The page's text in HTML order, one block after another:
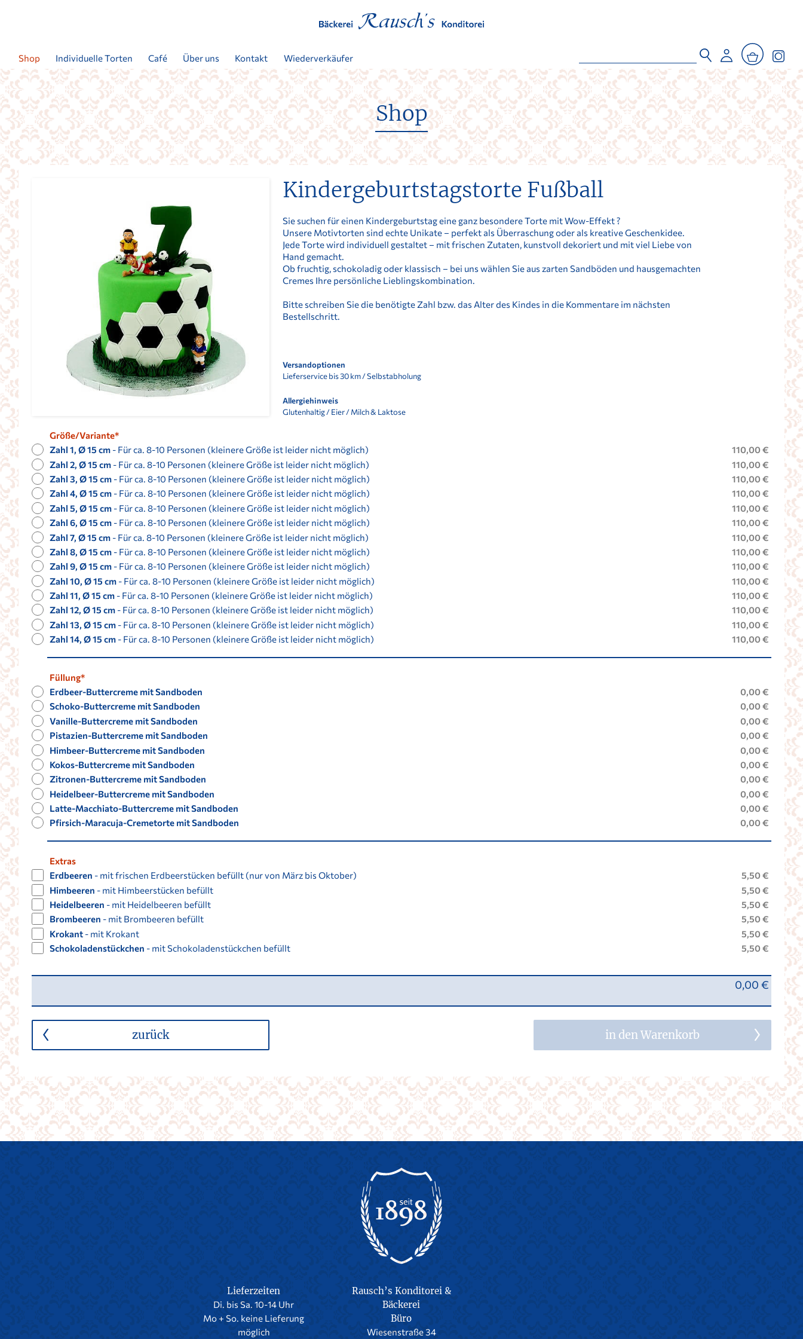
Shop Individuelle Torten Café Über uns Kontakt Wiederverkäufer
Shop
Kindergeburtstags­torte Fußball
Sie suchen für einen Kindergeburtstag eine ganz besondere Torte mit Wow-Effekt ?
Unsere Motivtorten sind echte Unikate – perfekt als Überraschung oder als kreative Geschenkidee.
Jede Torte wird individuell gestaltet – mit frischen Zutaten, kunstvoll dekoriert und mit viel Liebe von
Hand gemacht.
Ob fruchtig, schokoladig oder klassisch – bei uns wählen Sie aus zarten Sandböden und hausgemachten
Cremes Ihre persönliche Lieblingskombination.
Bitte schreiben Sie die benötigte Zahl bzw. das Alter des Kindes in die Kommentare im nächsten
Bestellschritt.
Versandoptionen
Lieferservice bis 30 km / Selbstabholung
Allergiehinweis
Glutenhaltig / Eier / Milch & Laktose
Größe/Variante*
Zahl 1, Ø 15 cm- Für ca. 8-10 Personen (kleinere Größe ist leider nicht möglich)
110,00 €
Zahl 2, Ø 15 cm- Für ca. 8-10 Personen (kleinere Größe ist leider nicht möglich)
110,00 €
Zahl 3, Ø 15 cm- Für ca. 8-10 Personen (kleinere Größe ist leider nicht möglich)
110,00 €
Zahl 4, Ø 15 cm- Für ca. 8-10 Personen (kleinere Größe ist leider nicht möglich)
110,00 €
Zahl 5, Ø 15 cm- Für ca. 8-10 Personen (kleinere Größe ist leider nicht möglich)
110,00 €
Zahl 6, Ø 15 cm- Für ca. 8-10 Personen (kleinere Größe ist leider nicht möglich)
110,00 €
Zahl 7, Ø 15 cm- Für ca. 8-10 Personen (kleinere Größe ist leider nicht möglich)
110,00 €
Zahl 8, Ø 15 cm- Für ca. 8-10 Personen (kleinere Größe ist leider nicht möglich)
110,00 €
Zahl 9, Ø 15 cm- Für ca. 8-10 Personen (kleinere Größe ist leider nicht möglich)
110,00 €
Zahl 10, Ø 15 cm- Für ca. 8-10 Personen (kleinere Größe ist leider nicht möglich)
110,00 €
Zahl 11, Ø 15 cm- Für ca. 8-10 Personen (kleinere Größe ist leider nicht möglich)
110,00 €
Zahl 12, Ø 15 cm- Für ca. 8-10 Personen (kleinere Größe ist leider nicht möglich)
110,00 €
Zahl 13, Ø 15 cm- Für ca. 8-10 Personen (kleinere Größe ist leider nicht möglich)
110,00 €
Zahl 14, Ø 15 cm- Für ca. 8-10 Personen (kleinere Größe ist leider nicht möglich) 110,00 €
Füllung*
Erdbeer-Buttercreme mit Sandboden
0,00 €
Schoko-Buttercreme mit Sandboden
0,00 €
Vanille-Buttercreme mit Sandboden
0,00 €
Pistazien-Buttercreme mit Sandboden
0,00 €
Himbeer-Buttercreme mit Sandboden
0,00 €
Kokos-Buttercreme mit Sandboden
0,00 €
Zitronen-Buttercreme mit Sandboden
0,00 €
Heidelbeer-Buttercreme mit Sandboden
0,00 €
Latte-Macchiato-Buttercreme mit Sandboden
0,00 €
Pfirsich-Maracuja-Cremetorte mit Sandboden
0,00 €
Extras
Erdbeeren - mit frischen Erdbeerstücken befüllt (nur von März bis Oktober)
5,50 €
Himbeeren - mit Himbeerstücken befüllt
5,50 €
Heidelbeeren - mit Heidelbeeren befüllt
5,50 €
Brombeeren - mit Brombeeren befüllt
5,50 €
Krokant- mit Krokant
5,50 €
Schokoladenstückchen - mit Schokoladenstückchen befüllt 5,50 €
0,00 €
zurück in den Warenkorb
Lieferzeiten
Di. bis Sa. 10-14 Uhr
Mo + So. keine Lieferung
möglich
Rausch’s Konditorei &
Bäckerei
Büro
Wiesenstraße 34